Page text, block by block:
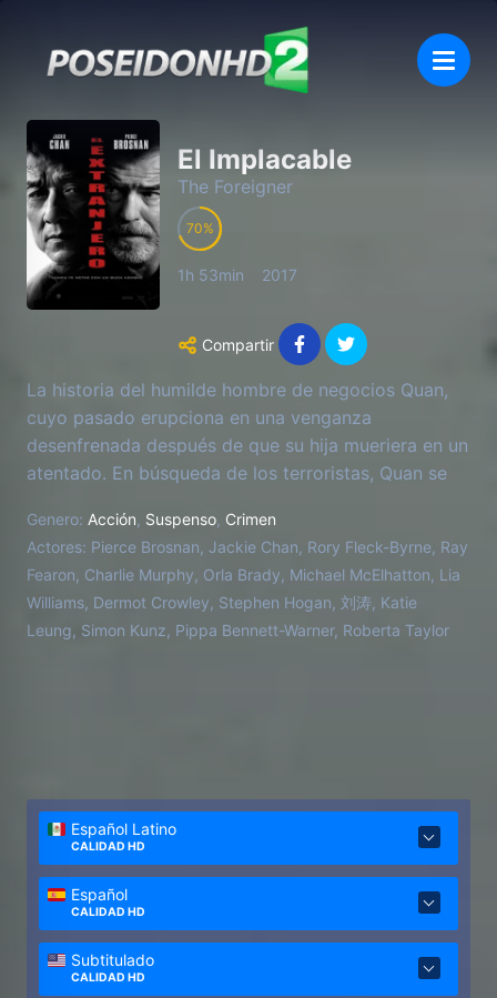
El Implacable
The Foreigner
70
1h 53min 2017
Compartir
La historia del humilde hombre de negocios Quan,
cuyo pasado erupciona en una venganza
desenfrenada después de que su hija mueriera en un
atentado. En búsqueda de los terroristas, Quan se
oficial del gobierno británico, cuyo pasado podría
tener algo que ver con los asesinos
Genero: Acción, Suspenso Crimen
Actores: Pierce Brosnan, Jackie Chan, Rory Fleck-Byrne, Ray
Fearon, Charlie Murphy, Orla Brady, Michael McElhatton, Lia
Williams, Dermot Crowley, Stephen Hogan, 刘涛, Katie
Leung, Simon Kunz, Pippa Bennett-Warner, Roberta Taylor
Español Latino
CALIDAD HD
Español
CALIDAD HD
Subtitulado
CALIDAD HD